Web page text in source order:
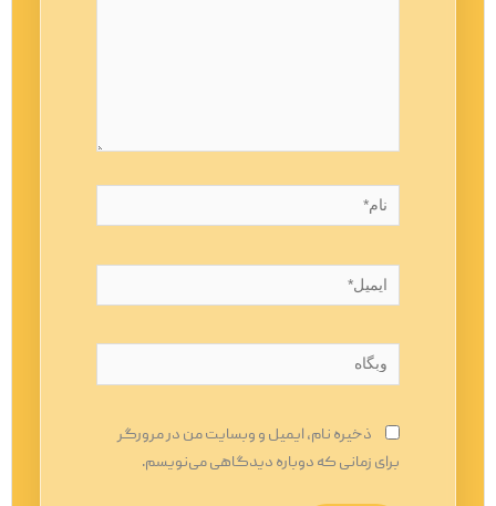
نام*
ایمیل*
وبگاه
ذخیره نام، ایمیل و وبسایت من در مرورگر
برای زمانی که دوباره دیدگاهی می‌نویسم.